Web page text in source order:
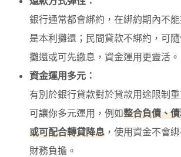
銀行通常都會綁約，在綁約期內不
是本利攤還；民間貸款不綁約，可
攤還或可先繳息，資金運用更靈活。
資金運用多元：
有別於銀行貸款對於貸款用途限制
可讓你多元運用，例如整合負債、
或可配合轉貸降息 ，使用資金不會
財務負擔。